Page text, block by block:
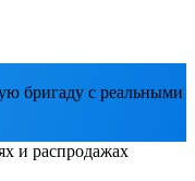
бригаду с реальными
и распродажах